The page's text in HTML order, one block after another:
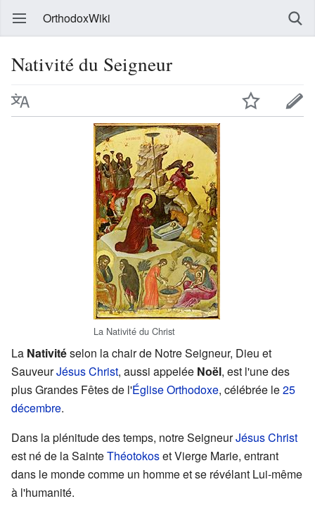
OrthodoxWiki
Nativité du Seigneur
La Nativité du Christ
La Nativitéselon la chair de Notre Seigneur, Dieu et
SauveurJésus Christ, aussi appelée Noël, est l'une des
plus Grandes Fêtes de l'Église Orthodoxe, célébrée le25
décembre.
Dans la plénitude des temps, notre SeigneurJésus Christ
est né de la SainteThéotokoset Vierge Marie, entrant
dans le monde comme un homme et se révélant Lui-même
à l'humanité.